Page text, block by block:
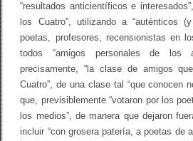
“resultados anticientíficos e
los Cuatro”, utilizando a “auténticos
poetas, profesores, recensionistas en
todos “amigos personales de los
precisamente, “la clase de amigos
Cuatro”, de una clase tal “que conocen
que, previsiblemente “votaron por los
los medios”, de manera que dejaron
incluir “con grosera patería, a poetas de